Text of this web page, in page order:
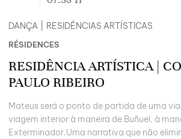
RÉSIDENCES
RESIDÊNCIA ARTÍSTICA |
PAULO RIBEIRO
Mateus será o ponto de partida de uma
viagem interior à maneira de Buñuel, à
Exterminador.Uma narrativa que não
DANÇA RESIDÊNCIAS ARTÍSTICAS